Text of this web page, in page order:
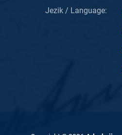
Jezik / Language: